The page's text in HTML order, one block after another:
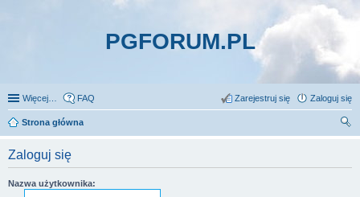
PGFORUM.PL
Więcej… FAQ Zaloguj się
Zarejestruj się
Strona główna
Zaloguj się
Nazwa użytkownika: